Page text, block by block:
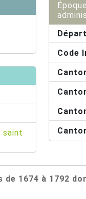
saint
Code
de 1674 à 1792